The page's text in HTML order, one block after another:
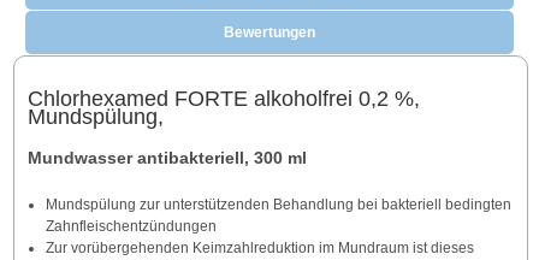
Bewertungen
Chlorhexamed FORTE alkoholfrei 0,2 %,
Mundspülung,
Mundwasser antibakteriell, 300 ml
Mundspülung zur unterstützenden Behandlung bei bakteriell bedingten
Zahnfleischentzündungen
Zur vorübergehenden Keimzahlreduktion im Mundraum ist dieses